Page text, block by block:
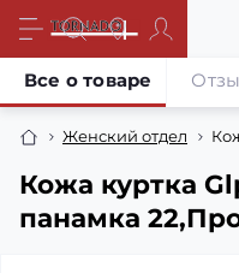
Женский отдел
Кожа куртка
панамка
Все о товаре